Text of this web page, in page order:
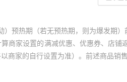
预热期（若无预热期，则为爆发期
商家设置的满减优惠、优惠券、店
家的自行设置为准）。前述商品